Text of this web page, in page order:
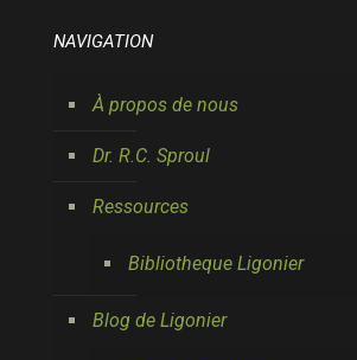
NAVIGATION
À propos de nous
Dr. R.C. Sproul
Ressources
Bibliotheque Ligonier
Blog de Ligonier